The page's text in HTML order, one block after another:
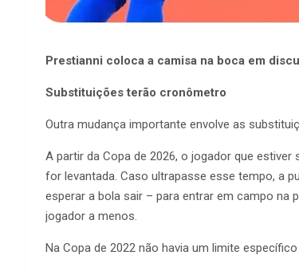
Prestianni coloca a camisa na boca em
Substituições terão cronômetro
Outra mudança importante envolve as
A partir da Copa de 2026, o jogador que
for levantada. Caso ultrapasse esse tempo, a
esperar a bola sair – para entrar em campo na
jogador a menos.
Na Copa de 2022 não havia um limite